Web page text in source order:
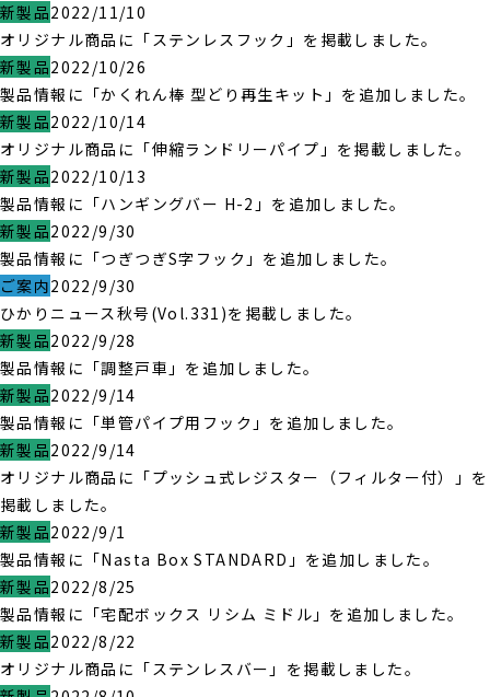
新製品2022/11/10
オリジナル商品に「ステンレスフック」を掲載しました。
新製品2022/10/26
製品情報に「かくれん棒 型どり再生キット」を追加しました。
新製品2022/10/14
オリジナル商品に「伸縮ランドリーパイプ」を掲載しました。
新製品2022/10/13
製品情報に「ハンギングバー H-2」を追加しました。
新製品2022/9/30
製品情報に「つぎつぎS字フック」を追加しました。
ご案内2022/9/30
ひかりニュース秋号(Vol.331)を掲載しました。
新製品2022/9/28
製品情報に「調整戸車」を追加しました。
新製品2022/9/14
製品情報に「単管パイプ用フック」を追加しました。
新製品2022/9/14
オリジナル商品に「プッシュ式レジスター（フィルター付）」を
掲載しました。
新製品2022/9/1
製品情報に「Nasta Box STANDARD」を追加しました。
新製品2022/8/25
製品情報に「宅配ボックス リシム ミドル」を追加しました。
新製品2022/8/22
オリジナル商品に「ステンレスバー」を掲載しました。